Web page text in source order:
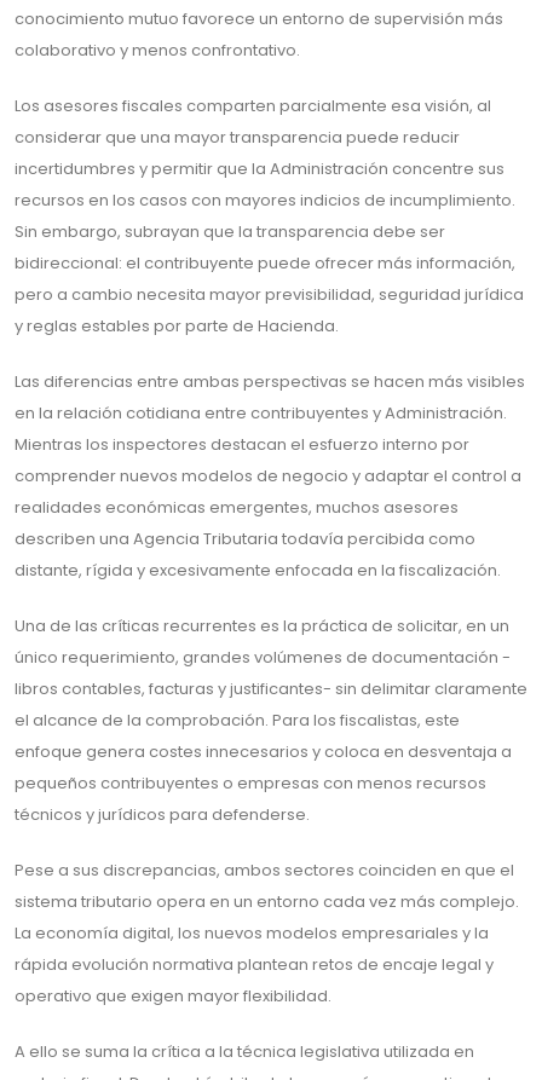
conocimiento mutuo favorece un entorno de supervisión más
colaborativo y menos confrontativo.
Los asesores fiscales comparten parcialmente esa visión, al
considerar que una mayor transparencia puede reducir
incertidumbres y permitir que la Administración concentre sus
recursos en los casos con mayores indicios de incumplimiento.
Sin embargo, subrayan que la transparencia debe ser
bidireccional: el contribuyente puede ofrecer más información,
pero a cambio necesita mayor previsibilidad, seguridad jurídica
y reglas estables por parte de Hacienda.
Las diferencias entre ambas perspectivas se hacen más visibles
en la relación cotidiana entre contribuyentes y Administración.
Mientras los inspectores destacan el esfuerzo interno por
comprender nuevos modelos de negocio y adaptar el control a
realidades económicas emergentes, muchos asesores
describen una Agencia Tributaria todavía percibida como
distante, rígida y excesivamente enfocada en la fiscalización.
Una de las críticas recurrentes es la práctica de solicitar, en un
único requerimiento, grandes volúmenes de documentación -
libros contables, facturas y justificantes- sin delimitar claramente
el alcance de la comprobación. Para los fiscalistas, este
enfoque genera costes innecesarios y coloca en desventaja a
pequeños contribuyentes o empresas con menos recursos
técnicos y jurídicos para defenderse.
Pese a sus discrepancias, ambos sectores coinciden en que el
sistema tributario opera en un entorno cada vez más complejo.
La economía digital, los nuevos modelos empresariales y la
rápida evolución normativa plantean retos de encaje legal y
operativo que exigen mayor flexibilidad.
A ello se suma la crítica a la técnica legislativa utilizada en